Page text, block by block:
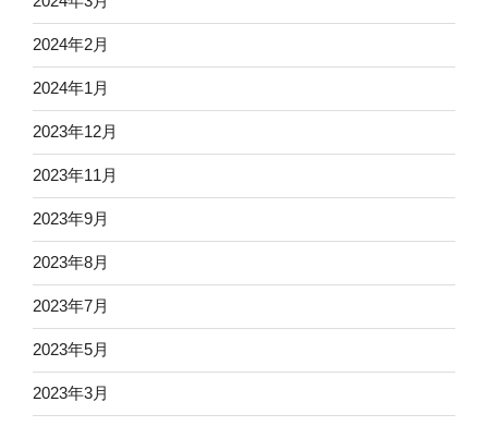
2024年2月
2024年1月
2023年12月
2023年11月
2023年9月
2023年8月
2023年7月
2023年5月
2023年3月